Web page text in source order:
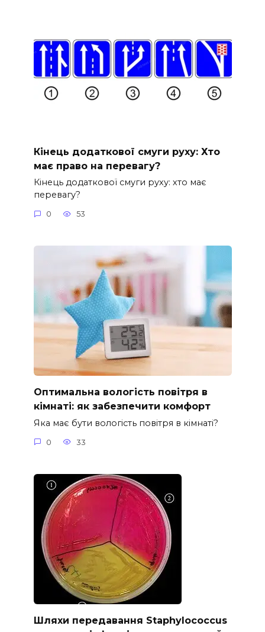
Кінець додаткової смуги руху: Хто
має право на перевагу?
Кінець додаткової смуги руху: хто має
перевагу?
0 53
Оптимальна вологість повітря в
кімнаті: як забезпечити комфорт
Яка має бути вологість повітря в кімнаті?
0 33
Шляхи передавання Staphylococcus